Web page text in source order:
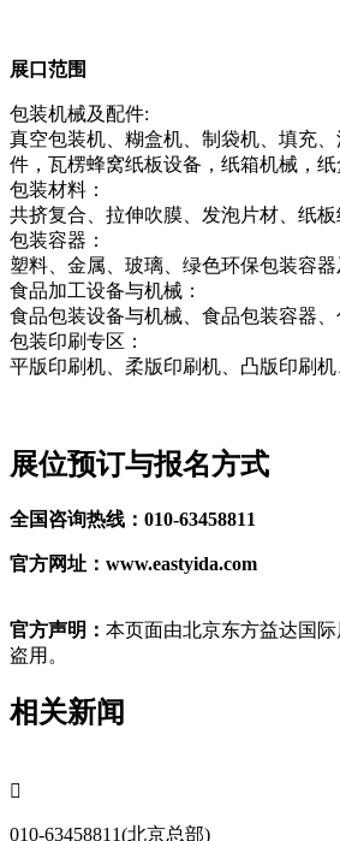
展口范围
包装机械及配件:
真空包装机、糊盒机、制袋机、填充
件，瓦楞蜂窝纸板设备，纸箱机械，纸
包装材料：
共挤复合、拉伸吹膜、发泡片材、纸
包装容器：
塑料、金属、玻璃、绿色环保包装容
食品加工设备与机械：
食品包装设备与机械、食品包装容器
包装印刷专区：
平版印刷机、柔版印刷机、凸版印刷
展位预订与报名方式
全国咨询热线：010-63458811
官方网址：www.eastyida.com
官方声明： 本页面由北京东方益达国
盗用。
相关新闻

010-63458811(北京总部)